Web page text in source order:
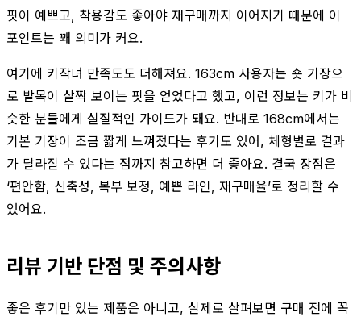
핏이 예쁘고, 착용감도 좋아야 재구매까지 이어지기 때문에 이
포인트는 꽤 의미가 커요.
여기에 키작녀 만족도도 더해져요. 163cm 사용자는 숏 기장으
로 발목이 살짝 보이는 핏을 얻었다고 했고, 이런 정보는 키가 비
슷한 분들에게 실질적인 가이드가 돼요. 반대로 168cm에서는
기본 기장이 조금 짧게 느껴졌다는 후기도 있어, 체형별로 결과
가 달라질 수 있다는 점까지 참고하면 더 좋아요. 결국 장점은
‘편안함, 신축성, 복부 보정, 예쁜 라인, 재구매율’로 정리할 수
있어요.
리뷰 기반 단점 및 주의사항
좋은 후기만 있는 제품은 아니고, 실제로 살펴보면 구매 전에 꼭